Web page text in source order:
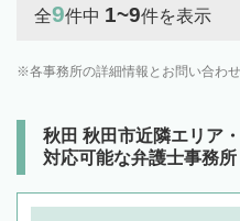
全9件中 1~9件を表示
各事務所の詳細情報とお問い合わ
秋田 秋田市近隣エリア
対応可能な弁護士事務所